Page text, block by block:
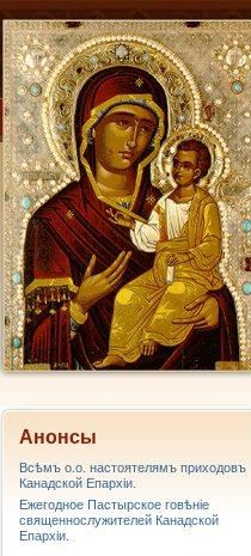
Анонсы
Всѣмъ о.о. настоятелямъ приходовъ
Канадской Епархiи.
Ежегодное Пастырское говѣніе
священнослужителей Канадской
Епархіи.